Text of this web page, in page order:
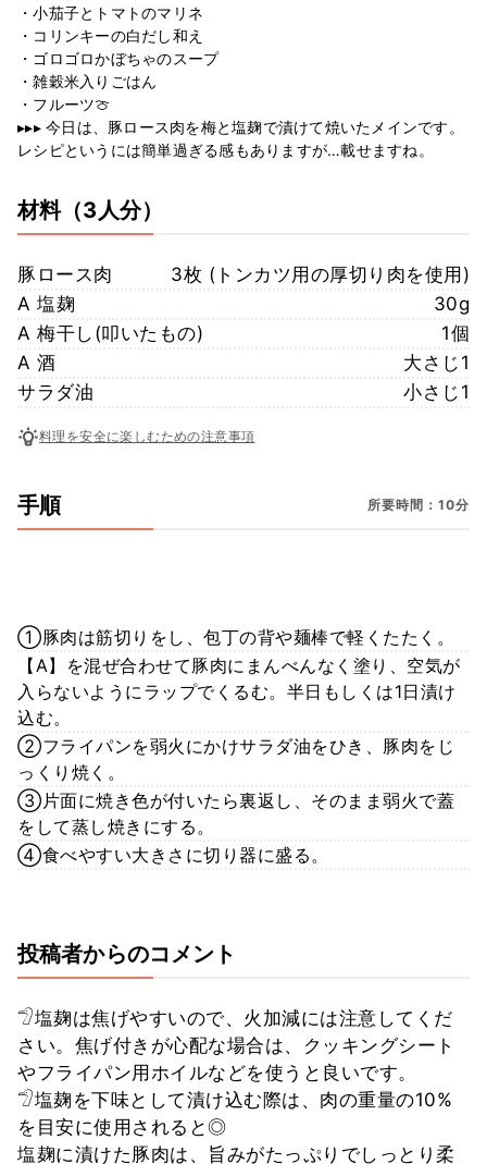
・小茄子とトマトのマリネ
・コリンキーの白だし和え
・ゴロゴロかぼちゃのスープ
・雑穀米入りごはん
・フルーツ🍈
▸▸▸ 今日は、豚ロース肉を梅と塩麹で漬けて焼いたメインです。
レシピというには簡単過ぎる感もありますが…載せますね。
材料（3人分）
豚ロース肉
3枚 (トンカツ用の厚切り肉を使用)
A 塩麹
30g
A 梅干し(叩いたもの)
1個
A 酒
大さじ1
サラダ油
小さじ1
料理を安全に楽しむための注意事項
手順 所要時間：10分
①豚肉は筋切りをし、包丁の背や麺棒で軽くたたく。
【A】を混ぜ合わせて豚肉にまんべんなく塗り、空気が
入らないようにラップでくるむ。半日もしくは1日漬け
込む。
②フライパンを弱火にかけサラダ油をひき、豚肉をじ
っくり焼く。
③片面に焼き色が付いたら裏返し、そのまま弱火で蓋
をして蒸し焼きにする。
④食べやすい大きさに切り器に盛る。
投稿者からのコメント
𓅿塩麹は焦げやすいので、火加減には注意してくだ
さい。焦げ付きが心配な場合は、クッキングシート
やフライパン用ホイルなどを使うと良いです。
𓅿塩麹を下味として漬け込む際は、肉の重量の10%
を目安に使用されると◎
塩麹に漬けた豚肉は、旨みがたっぷりでしっとり柔